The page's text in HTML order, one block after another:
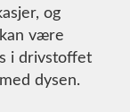
og
være
i drivstoffet
dysen.